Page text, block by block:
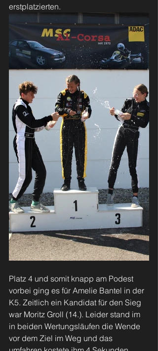
erstplatzierten.
Platz 4 und somit knapp am Podest
vorbei ging es für Amelie Bantel in der
K5. Zeitlich ein Kandidat für den Sieg
war Moritz Groll (14.). Leider stand im
in beiden Wertungsläufen die Wende
vor dem Ziel im Weg und das